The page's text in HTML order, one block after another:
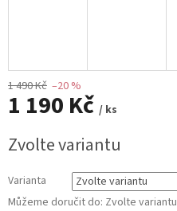
1 490 Kč –20 %
1 190 Kč / ks
cena:
Zvolte variantu
Varianta
Můžeme doručit do: Zvolte variantu